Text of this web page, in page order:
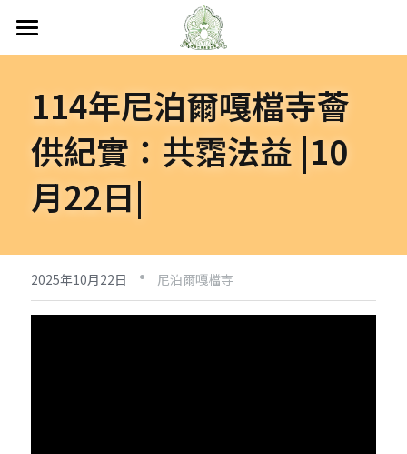
首頁
關於嘎檔
認識嘎檔
傳承祖師
嘎檔修行
嘎檔經藏
阿帝夏大尊者及嘎檔四天
十六圓點
弘法日誌
非洲
越南
法會活動
弘法活動
人文關懷
關懷流浪動物
聯絡嘎檔
114年尼泊爾嘎檔寺薈
供紀實：共霑法益 |10
月22日|
2025年10月22日 · 尼泊爾嘎檔寺